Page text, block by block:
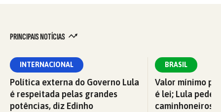
PRINCIPAIS NOTÍCIAS
INTERNACIONAL
Política externa do Governo Lula
é respeitada pelas grandes
potências, diz Edinho
BRASIL
Valor mínimo
é lei; Lula pede
caminhoneiros